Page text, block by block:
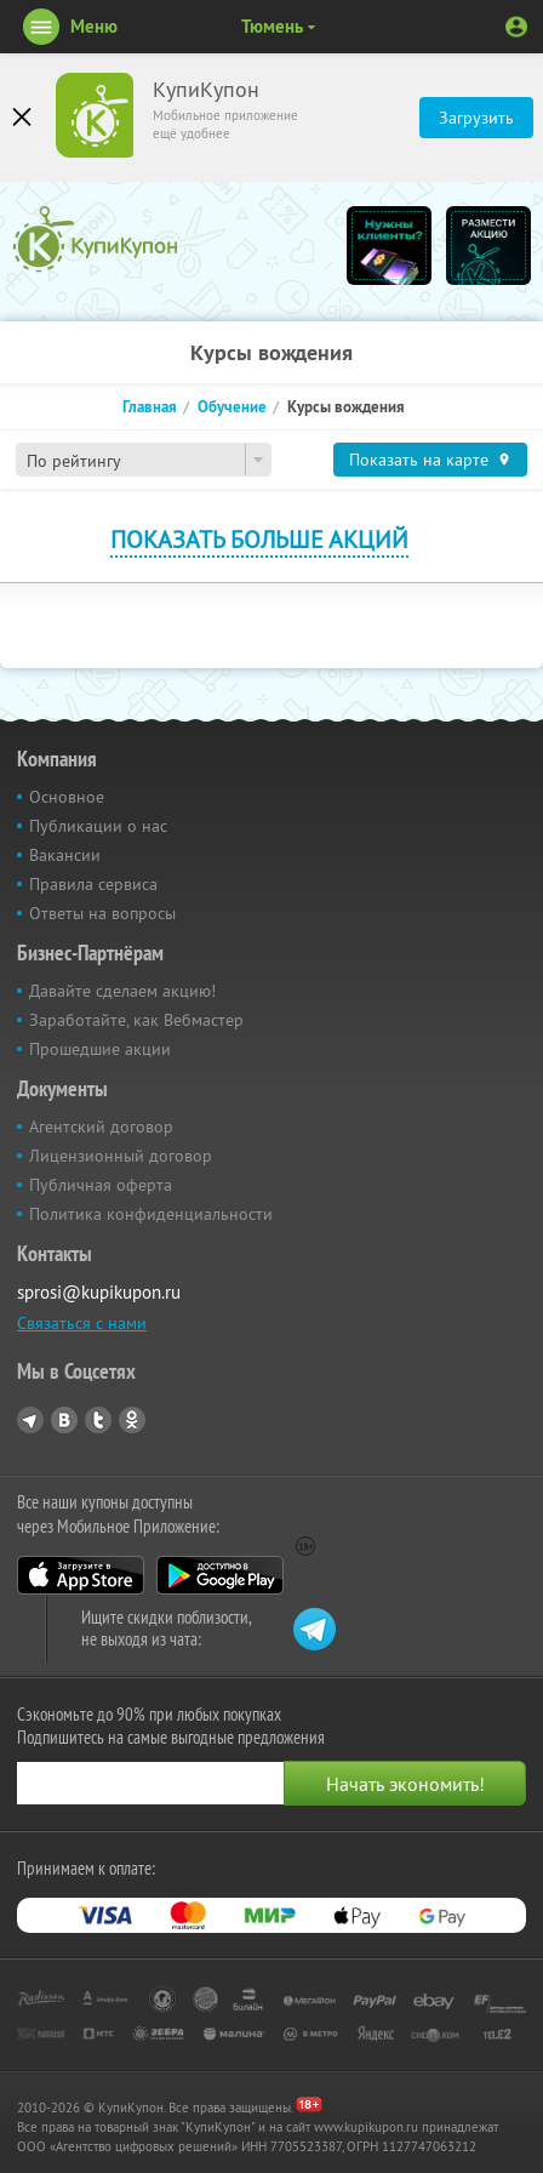
КупиКупон
Мобильное приложение
ещё удобнее
Загрузить
Меню Тюмень
Курсы вождения
По рейтингу
Главная Обучение Курсы вождения
Показать на карте
ПОКАЗАТЬ БОЛЬШЕ АКЦИЙ
Компания
Основное
Публикации о нас
Вакансии
Правила сервиса
Ответы на вопросы
Бизнес-Партнёрам
Давайте сделаем акцию!
Заработайте, как Вебмастер
Прошедшие акции
Документы
Агентский договор
Лицензионный договор
Публичная оферта
Политика конфиденциальности
Контакты
sprosi@kupikupon.ru
Связаться с нами
Мы в Соцсетях
Все наши купоны доступны
через Мобильное Приложение:
Ищите скидки поблизости,
не выходя из чата:
Сэкономьте до 90% при любых покупках
Подпишитесь на самые выгодные предложения
Принимаем к оплате:
2010-2026 © КупиКупон. Все права защищены.
Все права на товарный знак "КупиКупон" и на сайт www.kupikupon.ru принадлежат
OOO «Агентство цифровых решений» ИНН 7705523387, ОГРН 1127747063212